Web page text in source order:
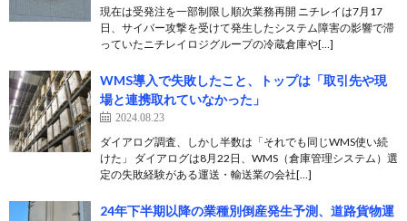
現在は受発注を一部制限し順次業務再開 ニチレイは7月17
日、サイバー攻撃を受けて発生したシステム障害の影響で滞
っていたニチレイロジグループの冷蔵倉庫や[…]
WMS導入で失敗したこと、トップは「取引先や現
場と連携取れていなかった」
2024.08.23
ダイアログ調査、しかし半数は「それでも同じWMS使い続
けた」 ダイアログは8月22日、WMS（倉庫管理システム）選
定の失敗経験がある運送・輸送業の会社[…]
24年下半期以降の業種別倒産発生予測、道路貨物運